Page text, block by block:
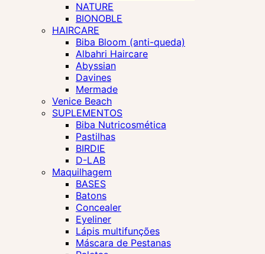
NATURE
BIONOBLE
HAIRCARE
Biba Bloom (anti-queda)
Albahri Haircare
Abyssian
Davines
Mermade
Venice Beach
SUPLEMENTOS
Biba Nutricosmética
Pastilhas
BIRDIE
D-LAB
Maquilhagem
BASES
Batons
Concealer
Eyeliner
Lápis multifunções
Máscara de Pestanas